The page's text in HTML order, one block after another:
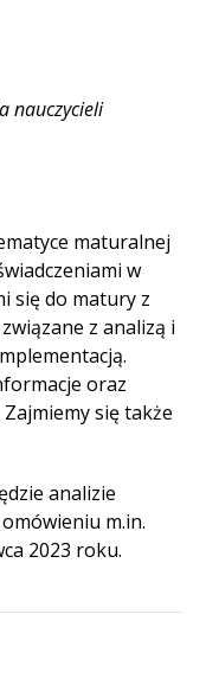
nauczycieli
maturalnej
w
się do matury z
z analizą i
oraz
się także
analizie
m.in.
2023 roku.